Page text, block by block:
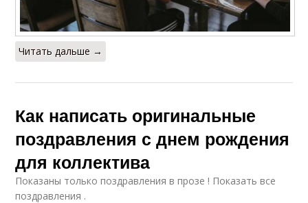
Читать дальше →
Как написать оригинальные
поздравления с днем рождения
для коллектива
Показаны только поздравления в прозе ! Показать все
поздравления .